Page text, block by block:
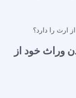
وراث خود از